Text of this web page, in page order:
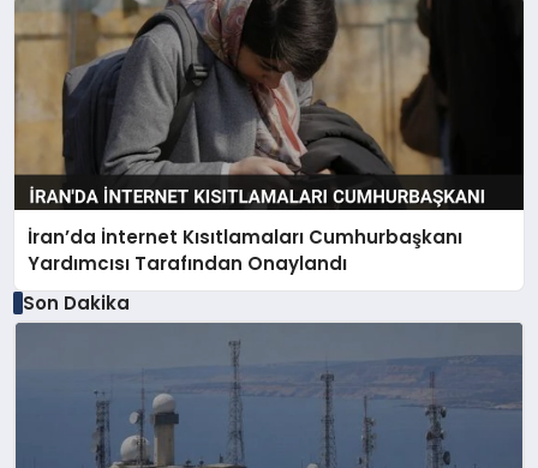
İran’da İnternet Kısıtlamaları Cumhurbaşkanı
Yardımcısı Tarafından Onaylandı
Son Dakika